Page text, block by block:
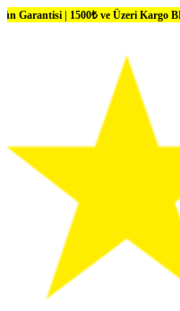
ve Üzeri Kargo BEDAVA |